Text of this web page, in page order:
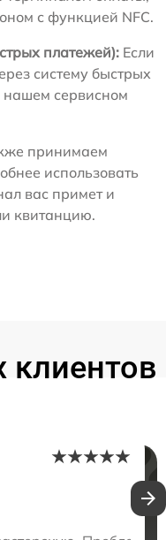
с функцией NFC.
платежей): Если
систему быстрых
нашем сервисном
принимаем
использовать
вас примет и
квитанцию.